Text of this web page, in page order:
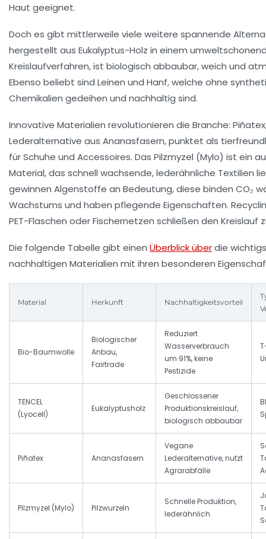
Haut geeignet.
Doch es gibt mittlerweile viele weitere spannende
hergestellt aus Eukalyptus-Holz in einem
Kreislaufverfahren, ist biologisch abbaubar, weich und
Ebenso beliebt sind Leinen und Hanf, welche ohne
Chemikalien gedeihen und nachhaltig sind.
Innovative Materialien revolutionieren die Branche:
Lederalternative aus Ananasfasern, punktet als
für Schuhe und Accessoires. Das Pilzmyzel (Mylo) ist ein
Material, das schnell wachsende, lederähnliche Textilien
gewinnen Algenstoffe an Bedeutung, diese binden CO₂
Wachstums und haben pflegende Eigenschaften.
PET-Flaschen oder Fischernetzen schließen den Kreislauf
Die folgende Tabelle gibt einen Überblick überdie
nachhaltigen Materialien mit ihren besonderen
Material Herkunft Nachhaltigkeitsvorteil
Bio-Baumwolle
Biologischer
Anbau,
Fairtrade
Reduziert
Wasserverbrauch
um 91%, keine
Pestizide
TENCEL
(Lyocell)
Eukalyptusholz
Geschlossener
Produktionskreislauf,
biologisch abbaubar
Piñatex Ananasfasern
Vegane
Lederalternative, nutzt
Agrarabfälle
Pilzmyzel (Mylo) Pilzwurzeln
Schnelle Produktion,
lederähnlich